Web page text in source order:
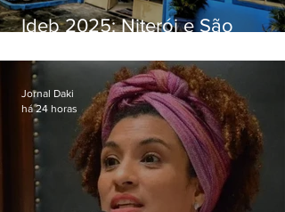
Ideb 2025: Niterói e São
distintos no ensino médio; veja
Jornal Daki
há 24 horas